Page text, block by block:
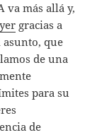
va más allá y,
gracias a
que
de una
para su
de